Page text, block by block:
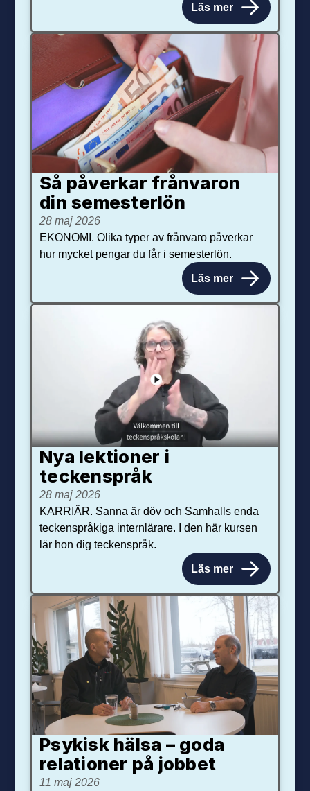
Läs mer
Så påverkar från­varon
din semester­lön
28 maj 2026
EKONOMI. Olika typer av frånvaro påverkar
hur mycket pengar du får i semesterlön.
Läs mer
Nya lektioner i
teckenspråk
28 maj 2026
KARRIÄR. Sanna är döv och Samhalls enda
teckenspråkiga internlärare. I den här kursen
lär hon dig teckenspråk.
Läs mer
Psykisk hälsa – goda
relationer på jobbet
11 maj 2026